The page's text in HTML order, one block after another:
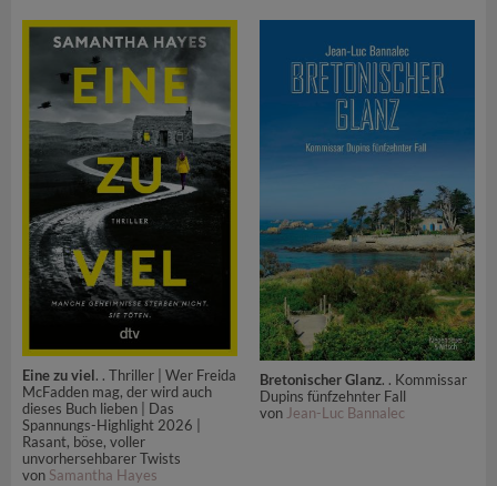
Eine zu viel. . Thriller | Wer Freida
McFadden mag, der wird auch
dieses Buch lieben | Das
Spannungs-Highlight 2026 |
Rasant, böse, voller
unvorhersehbarer Twists
von Samantha Hayes
Bretonischer Glanz. . Kommissar
Dupins fünfzehnter Fall
von Jean-Luc Bannalec